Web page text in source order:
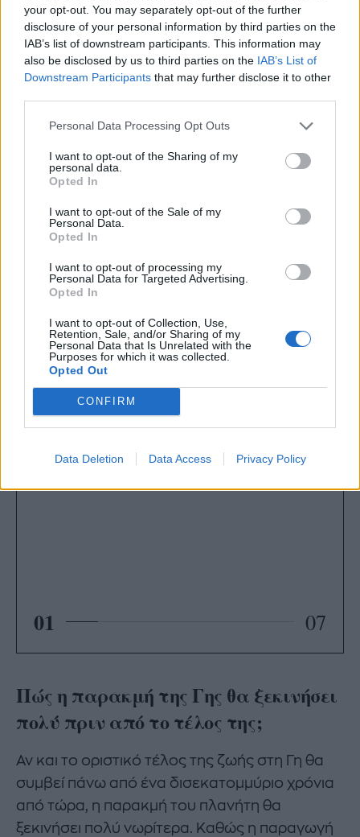
your opt-out. You may separately opt-out of the further
disclosure of your personal information by third parties on the
IAB’s list of downstream participants. This information may
also be disclosed by us to third parties on the IAB’s List of
Downstream Participants that may further disclose it to other
Personal Data Processing Opt Outs
I want to opt-out of the Sharing of my
personal data.
Opted In
I want to opt-out of the Sale of my
Personal Data.
Opted In
I want to opt-out of processing my
Personal Data for Targeted Advertising.
Opted In
I want to opt-out of Collection, Use,
Retention, Sale, and/or Sharing of my
Personal Data that Is Unrelated with the
Purposes for which it was collected.
Opted Out
CONFIRM
Data Deletion Data Access Privacy Policy
επιφάνεια της Γης, οδηγώντας τις
θερμοκρασίες πέρα ​​από τα επίπεδα που
μπορούν να διατηρήσουν ακόμη και τις πιο
ανθεκτικές μορφές ζωής. Οι επιστήμονες
προβλέπουν ότι η ζωή στη Γη θα είναι μη
βιώσιμη μέχρι το έτος 1.000.002.021
, όταν ο
δε θα μπορεί πλέον να συντηρήσει ακόμη και
τους πιο ανθεκτικούς οργανισμούς.
01 07
Πώς η παρακμή της Γης θα ξεκινήσει
πολύ πριν από το τέλος της;
Αν και το οριστικό τέλος της ζωής στη Γη θα
συμβεί πάνω από ένα δισεκατομμύριο χρόνια
από τώρα, η παρακμή του πλανήτη θα
ξεκινήσει πολύ νωρίτερα. Καθώς η παραγωγή